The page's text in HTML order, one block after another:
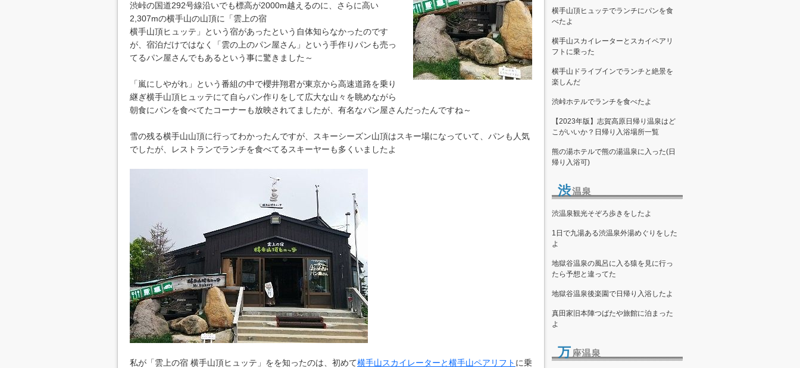
渋峠の国道292号線沿いでも標高が2000m越えるのに、さらに高い
2,307mの横手山の山頂に「雲上の宿
横手山頂ヒュッテ」という宿があったという自体知らなかったのです
が、宿泊だけではなく「雲の上のパン屋さん」という手作りパンも売っ
てるパン屋さんでもあるという事に驚きました～
「嵐にしやがれ」という番組の中で櫻井翔君が東京から高速道路を乗り
継ぎ横手山頂ヒュッテにて自らパン作りをして広大な山々を眺めながら
朝食にパンを食べてたコーナーも放映されてましたが、有名なパン屋さんだったんですね～
雪の残る横手山山頂に行ってわかったんですが、スキーシーズン山頂はスキー場になっていて、パンも人気
でしたが、レストランでランチを食べてるスキーヤーも多くいましたよ
私が「雲上の宿 横手山頂ヒュッテ」をを知ったのは、初めて横手山スカイレーターと横手山ペアリフト に乗
横手山頂ヒュッテでランチにパンを食
べたよ
横手山スカイレーターとスカイペアリ
フトに乗った
横手山ドライブインでランチと絶景を
楽しんだ
渋峠ホテルでランチを食べたよ
【2023年版】志賀高原日帰り温泉はど
こがいいか？日帰り入浴場所一覧
熊の湯ホテルで熊の湯温泉に入った(日
帰り入浴可)
渋温泉
渋温泉観光そぞろ歩きをしたよ
1日で九湯ある渋温泉外湯めぐりをした
よ
地獄谷温泉の風呂に入る猿を見に行っ
たら予想と違ってた
地獄谷温泉後楽園で日帰り入浴したよ
真田家旧本陣つばたや旅館に泊まった
よ
万 座温泉